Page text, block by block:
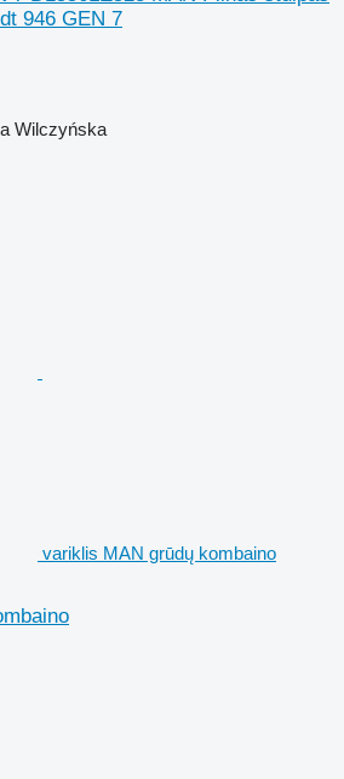
946 GEN 7
Wilczyńska
variklis MAN grūdų kombaino